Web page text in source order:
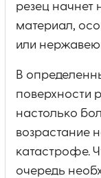
резец начнет
материал,
или
В
поверхности
настолько
возрастание
катастрофе.
очередь